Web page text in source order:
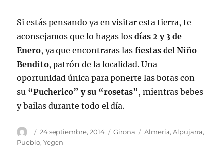
Si estás pensando ya en visitar esta tierra, te
aconsejamos que lo hagas los días 2 y 3 de
Enero, ya que encontraras lasfiestas del Niño
Bendito, patrón de la localidad. Una
oportunidad única para ponerte las botas con
su “Pucherico” y su “rosetas”, mientras bebes
y bailas durante todo el día.
Autor
Publicado
el
24 septiembre, 2014 Categorías
Girona Etiquetas
Almería,Alpujarra,
Pueblo,Yegen